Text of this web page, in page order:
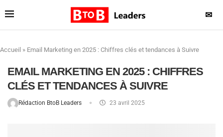
✉
Accueil » Email Marketing en 2025 : Chiffres clés et tendances à Suivre
EMAIL MARKETING EN 2025 : CHIFFRES
CLÉS ET TENDANCES À SUIVRE
Rédaction BtoB Leaders 23 avril 2025